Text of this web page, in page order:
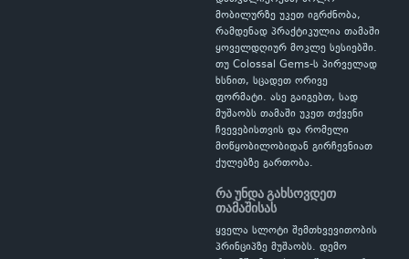
მობილურზე უკეთ იგრძნობა,
რამდენად პრაქტიკულია თამაში
ყოველდღიურ მოკლე სესიებში.
თუ Colossal Gems-ს პირველად
ხსნით, სცადეთ ორივე
ფორმატი. ასე გაიგებთ, სად
მუშაობს თამაში უკეთ თქვენი
ჩვევებისთვის და რომელი
მოწყობილობიდან გირჩევნიათ
ქულებზე გართობა.
რა უნდა გახსოვდეთ
თამაშისას
ყველა სლოტი შემთხვევითობის
პრინციპზე მუშაობს. დემო